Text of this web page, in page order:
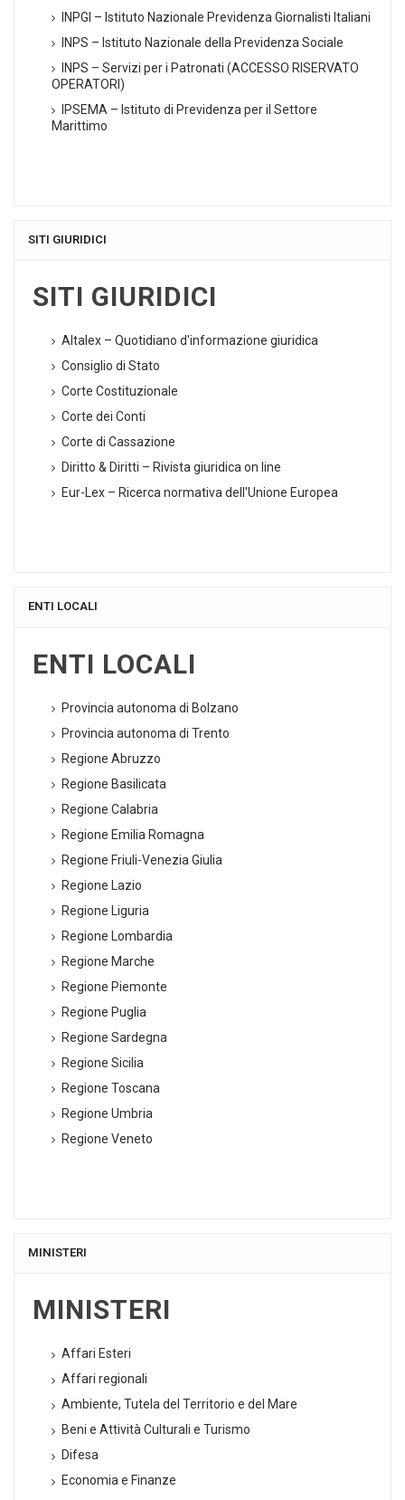
INPGI – Istituto Nazionale Previdenza Giornalisti Italiani
INPS – Istituto Nazionale della Previdenza Sociale
INPS – Servizi per i Patronati (ACCESSO RISERVATO
OPERATORI)
IPSEMA – Istituto di Previdenza per il Settore
Marittimo
SITI GIURIDICI
SITI GIURIDICI
Altalex – Quotidiano d'informazione giuridica
Consiglio di Stato
Corte Costituzionale
Corte dei Conti
Corte di Cassazione
Diritto & Diritti – Rivista giuridica on line
Eur-Lex – Ricerca normativa dell'Unione Europea
ENTI LOCALI
ENTI LOCALI
Provincia autonoma di Bolzano
Provincia autonoma di Trento
Regione Abruzzo
Regione Basilicata
Regione Calabria
Regione Emilia Romagna
Regione Friuli-Venezia Giulia
Regione Lazio
Regione Liguria
Regione Lombardia
Regione Marche
Regione Piemonte
Regione Puglia
Regione Sardegna
Regione Sicilia
Regione Toscana
Regione Umbria
Regione Veneto
MINISTERI
MINISTERI
Affari Esteri
Affari regionali
Ambiente, Tutela del Territorio e del Mare
Beni e Attività Culturali e Turismo
Difesa
Economia e Finanze